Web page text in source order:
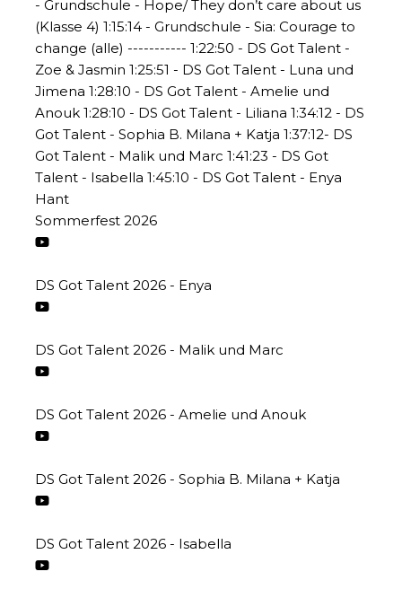
Sommerfest 2026
DS Got Talent 2026 - Enya
DS Got Talent 2026 - Malik und Marc
DS Got Talent 2026 - Amelie und Anouk
DS Got Talent 2026 - Sophia B. Milana + Katja
DS Got Talent 2026 - Isabella